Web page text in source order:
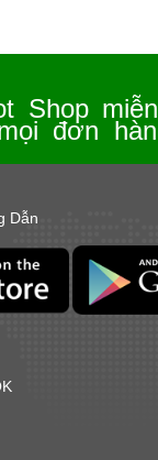
Shop
đơn
Dẫn